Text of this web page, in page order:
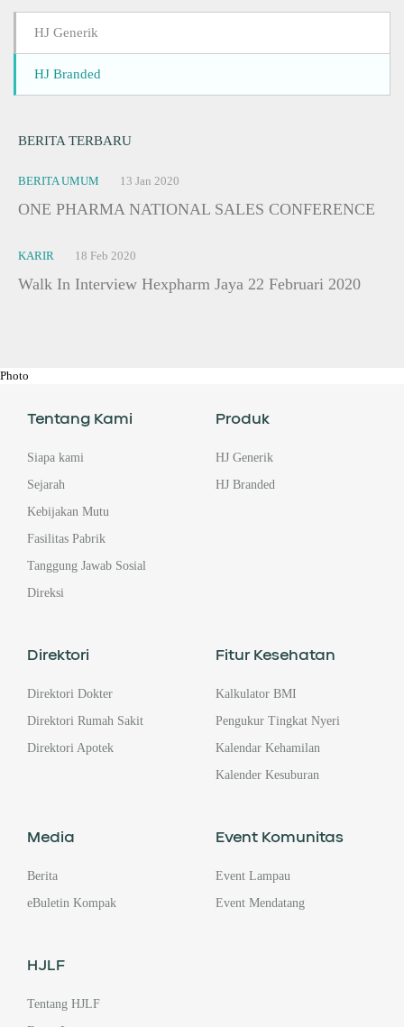
HJ Generik
HJ Branded
BERITA TERBARU
BERITA UMUM 13 Jan 2020
ONE PHARMA NATIONAL SALES CONFERENCE
KARIR 18 Feb 2020
Walk In Interview Hexpharm Jaya 22 Februari 2020
Photo
Tentang Kami
Siapa kami
Sejarah
Kebijakan Mutu
Fasilitas Pabrik
Tanggung Jawab Sosial
Direksi
Produk
HJ Generik
HJ Branded
Direktori
Direktori Dokter
Direktori Rumah Sakit
Direktori Apotek
Fitur Kesehatan
Kalkulator BMI
Pengukur Tingkat Nyeri
Kalendar Kehamilan
Kalender Kesuburan
Media
Berita
eBuletin Kompak
Event Komunitas
Event Lampau
Event Mendatang
HJLF
Tentang HJLF